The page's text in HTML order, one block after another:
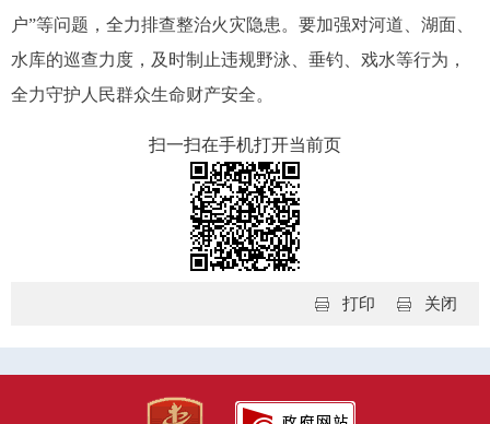
户”等问题，全力排查整治火灾隐患。要加强对河道、湖面、
水库的巡查力度，及时制止违规野泳、垂钓、戏水等行为，
全力守护人民群众生命财产安全。
扫一扫在手机打开当前页
关闭
打印